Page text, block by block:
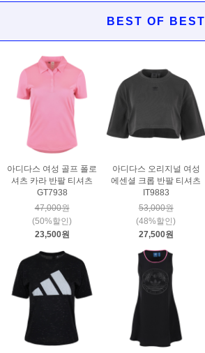
BEST OF BEST
아디다스 여성 골프 폴로
셔츠 카라 반팔 티셔츠
GT7938
47,000원
(50%할인)
23,500원
아디다스 오리지널 여성
에센셜 크롭 반팔 티셔츠
IT9883
53,000원
(48%할인)
27,500원